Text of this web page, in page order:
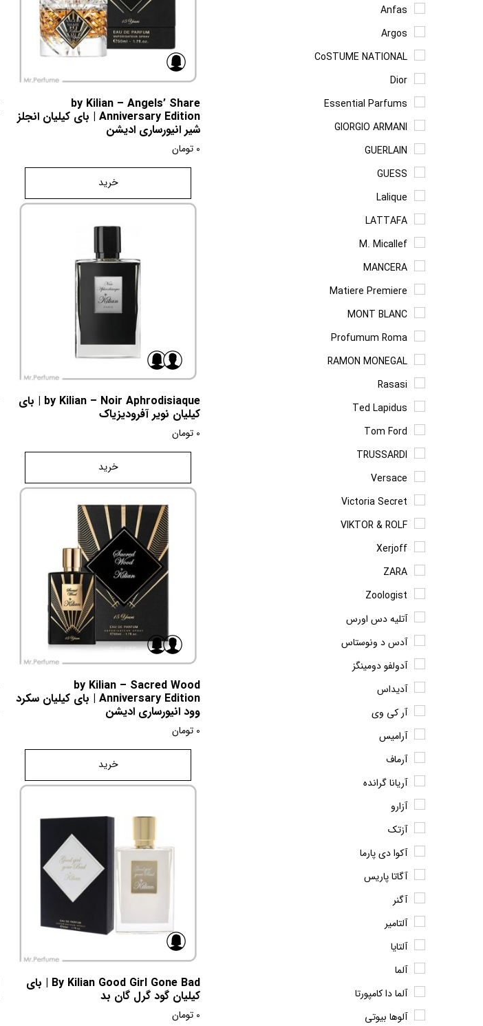
Anfas
Argos
CoSTUME NATIONAL
Dior
Essential Parfums
GIORGIO ARMANI
GUERLAIN
GUESS
Lalique
LATTAFA
M. Micallef
MANCERA
Matiere Premiere
MONT BLANC
Profumum Roma
RAMON MONEGAL
Rasasi
Ted Lapidus
Tom Ford
TRUSSARDI
Versace
Victoria Secret
VIKTOR & ROLF
Xerjoff
ZARA
Zoologist
آتلیه دس اورس
آدس د ونوستاس
آدولفو دومینگز
آدیداس
آر کی وی
آرامیس
آرماف
آریانا گرانده
آزارو
آزتک
آکوا دی پارما
آگاتا پاریس
آگنر
آلتامیر
آلتایا
آلما
آلما دا کامپورتا
آلوها بیوتی
by Kilian – Angels’ Share
Anniversary Edition | بای کیلیان انجلز
شیر انیورساری ادیشن
0 تومان
خرید
by Kilian – Noir Aphrodisiaque | بای
کیلیان نویر آفرودیزیاک
0 تومان
خرید
by Kilian – Sacred Wood
Anniversary Edition | بای کیلیان سکرد
وود انیورساری ادیشن
0 تومان
خرید
By Kilian Good Girl Gone Bad | بای
کیلیان گود گرل گان بد
0 تومان